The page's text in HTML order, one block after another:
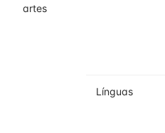
artes
Línguas